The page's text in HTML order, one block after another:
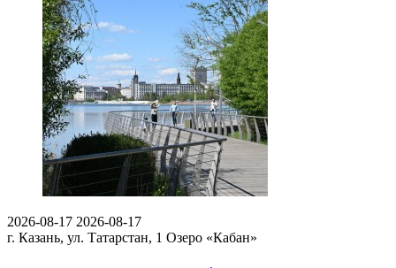
2026-08-17 2026-08-17
г. Казань, ул. Татарстан, 1 Озеро «Кабан»